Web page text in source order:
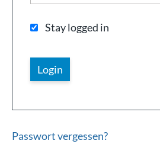
Stay logged in
Passwort vergessen?